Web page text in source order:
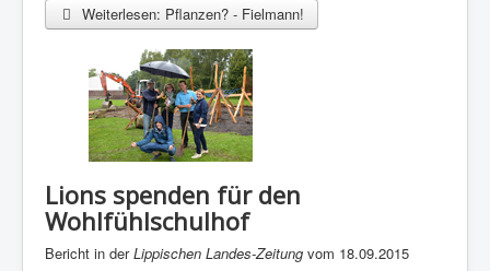
Weiterlesen: Pflanzen? - Fielmann!
Lions spenden für den
Wohlfühlschulhof
Bericht in derLippischen Landes-Zeitung vom 18.09.2015